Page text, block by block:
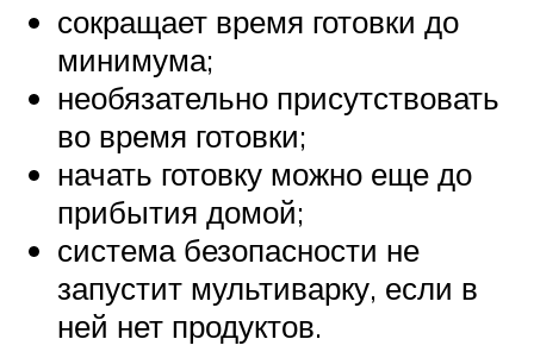
сокращает время готовки до
минимума;
необязательно присутствовать
во время готовки;
начать готовку можно еще до
прибытия домой;
система безопасности не
запустит мультиварку, если в
ней нет продуктов.